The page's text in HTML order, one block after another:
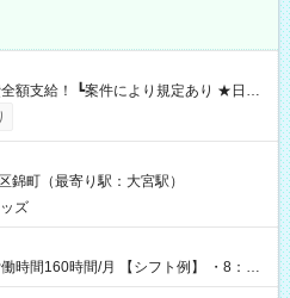
いたその日に現金GET♪ お仕事後はコ
落とせます！ 【試用期間】試
錦町（最寄り駅：大宮駅）
ズ
/月 【シフト例】 ・8：00